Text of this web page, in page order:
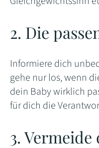
2. Die
Informiere dich
gehe nur los, wenn
dein Baby wirklich
für dich die
3.